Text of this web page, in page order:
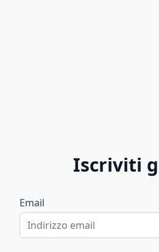
Iscriviti
Email